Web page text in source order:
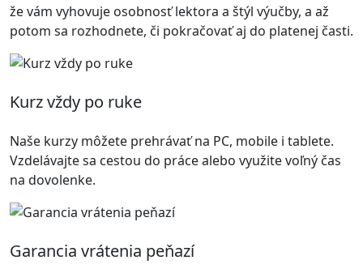
že vám vyhovuje osobnosť lektora a štýl výučby, a až
potom sa rozhodnete, či pokračovať aj do platenej časti.
Kurz vždy po ruke
Naše kurzy môžete prehrávať na PC, mobile i tablete.
Vzdelávajte sa cestou do práce alebo využite voľný čas
na dovolenke.
Garancia vrátenia peňazí